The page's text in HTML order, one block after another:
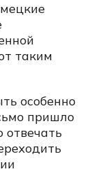
таким
особенно
пришло
отвечать